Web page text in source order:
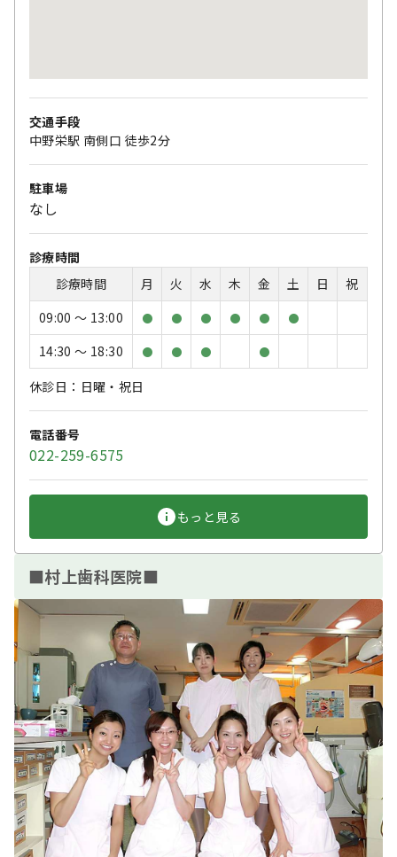
交通手段
中野栄駅 南側口 徒歩2分
駐車場
なし
診療時間
診療時間
月 火 水 木 金 土 日
祝
09:00 〜 13:00
● ● ● ● ● ●
14:30 〜 18:30 ● ● ● ●
休診日：日曜・祝日
電話番号
022-259-6575
もっと見る
■村上歯科医院■